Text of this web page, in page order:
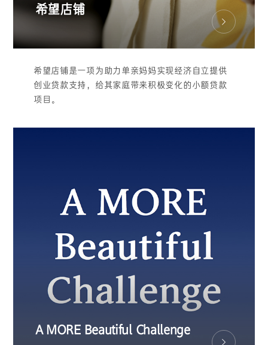
希望店铺
希望店铺是一项为助力单亲妈妈实现经济自立提供
创业贷款支持，给其家庭带来积极变化的小额贷款
项目。
A MORE Beautiful Challenge